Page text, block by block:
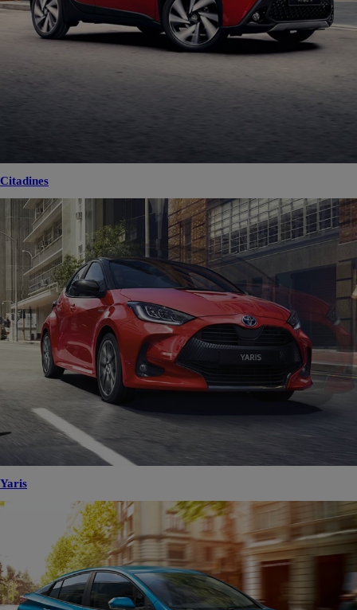
Citadines
Yaris